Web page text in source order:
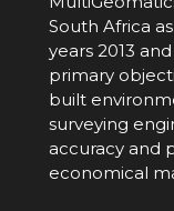
South Africa
years 2013
primary
built
surveying
accuracy and
economical